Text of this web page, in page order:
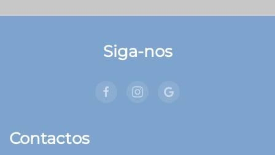
Siga-nos
Contactos